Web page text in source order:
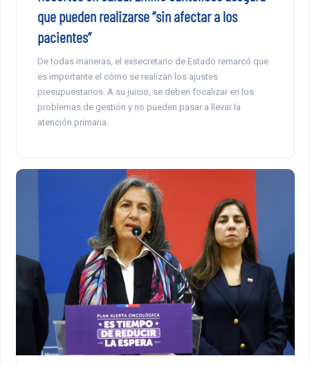
que pueden realizarse “sin afectar a los
pacientes”
De todas maneras, el exsecretario de Estado remarcó que
es importante el cómo se realizan los ajustes
presupuestarios. A su juicio, se deben focalizar en los
problemas de gestión y no pueden pasar a llevar la
atención primaria.